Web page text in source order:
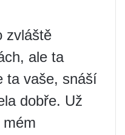
zvláště
ale ta
ta vaše, snáší
dobře. Už